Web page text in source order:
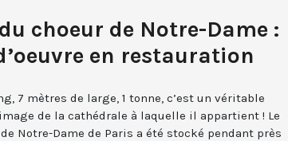
choeur de Notre-Dame :
en restauration
7 mètres de large, 1 tonne, c’est un véritable
de la cathédrale à laquelle il appartient ! Le
Notre-Dame de Paris a été stocké pendant près